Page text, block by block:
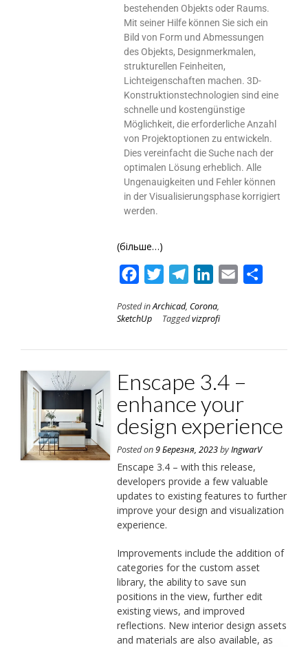
bestehenden Objekts oder Raums.
Mit seiner Hilfe können Sie sich ein
Bild von Form und Abmessungen
des Objekts, Designmerkmalen,
strukturellen Feinheiten,
Lichteigenschaften machen. 3D-
Konstruktionstechnologien sind eine
schnelle und kostengünstige
Möglichkeit, die erforderliche Anzahl
von Projektoptionen zu entwickeln.
Dies vereinfacht die Suche nach der
optimalen Lösung erheblich. Alle
Ungenauigkeiten und Fehler können
in der Visualisierungsphase korrigiert
werden.
(більше…)
FacebookTwitterTelegramLinkedIn
Email
Posted inArchicad, Corona,
SketchUp
Taggedvizprofi
Enscape 3.4 –
enhance your
design experience
Posted on9 Березня, 2023byIngwarV
Enscape 3.4 – with this release,
developers provide a few valuable
updates to existing features to further
improve your design and visualization
experience.
Improvements include the addition of
categories for the custom asset
library, the ability to save sun
positions in the view, further edit
existing views, and improved
reflections. New interior design assets
and materials are also available, as